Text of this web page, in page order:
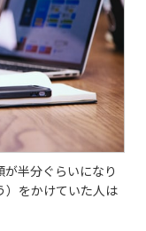
半分ぐらいになり
）をかけていた人は